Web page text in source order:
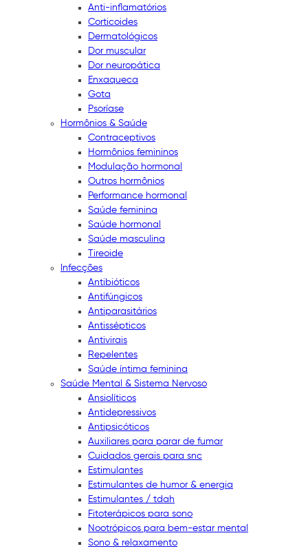
Anti-inflamatórios
Corticoides
Dermatológicos
Dor muscular
Dor neuropática
Enxaqueca
Gota
Psoríase
Hormônios & Saúde
Contraceptivos
Hormônios femininos
Modulação hormonal
Outros hormônios
Performance hormonal
Saúde feminina
Saúde hormonal
Saúde masculina
Tireoide
Infecções
Antibióticos
Antifúngicos
Antiparasitários
Antissépticos
Antivirais
Repelentes
Saúde íntima feminina
Saúde Mental & Sistema Nervoso
Ansiolíticos
Antidepressivos
Antipsicóticos
Auxiliares para parar de fumar
Cuidados gerais para snc
Estimulantes
Estimulantes de humor & energia
Estimulantes / tdah
Fitoterápicos para sono
Nootrópicos para bem-estar mental
Sono & relaxamento